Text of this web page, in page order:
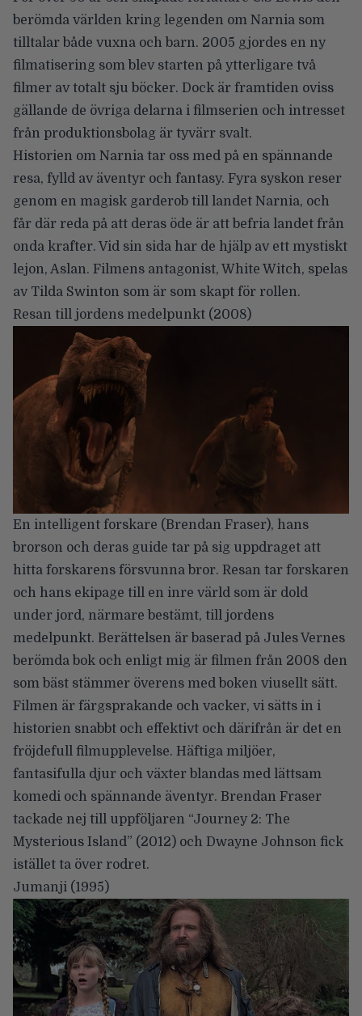
berömda världen kring legenden om Narnia som
tilltalar både vuxna och barn. 2005 gjordes en ny
filmatisering som blev starten på ytterligare två
filmer av totalt sju böcker. Dock är framtiden oviss
gällande de övriga delarna i filmserien och intresset
från produktionsbolag är tyvärr svalt.
Historien om Narnia tar oss med på en spännande
resa, fylld av äventyr och fantasy. Fyra syskon reser
genom en magisk garderob till landet Narnia, och
får där reda på att deras öde är att befria landet från
onda krafter. Vid sin sida har de hjälp av ett mystiskt
lejon, Aslan. Filmens antagonist, White Witch, spelas
av Tilda Swinton som är som skapt för rollen.
Resan till jordens medelpunkt (2008)
En intelligent forskare (Brendan Fraser), hans
brorson och deras guide tar på sig uppdraget att
hitta forskarens försvunna bror. Resan tar forskaren
och hans ekipage till en inre värld som är dold
under jord, närmare bestämt, till jordens
medelpunkt. Berättelsen är baserad på Jules Vernes
berömda bok och enligt mig är filmen från 2008 den
som bäst stämmer överens med boken viusellt sätt.
Filmen är färgsprakande och vacker, vi sätts in i
historien snabbt och effektivt och därifrån är det en
fröjdefull filmupplevelse. Häftiga miljöer,
fantasifulla djur och växter blandas med lättsam
komedi och spännande äventyr. Brendan Fraser
tackade nej till uppföljaren “Journey 2: The
Mysterious Island” (2012) och Dwayne Johnson fick
istället ta över rodret.
Jumanji (1995)